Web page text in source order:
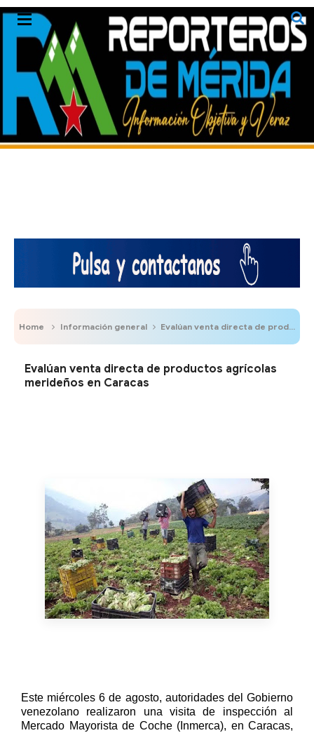
Home Información general Evalúan venta directa de productos agrícolas merideños en Caracas
Evalúan venta directa de productos agrícolas
merideños en Caracas
Este miércoles 6 de agosto, autoridades del Gobierno
venezolano realizaron una visita de inspección al
Mercado Mayorista de Coche (Inmerca), en Caracas,